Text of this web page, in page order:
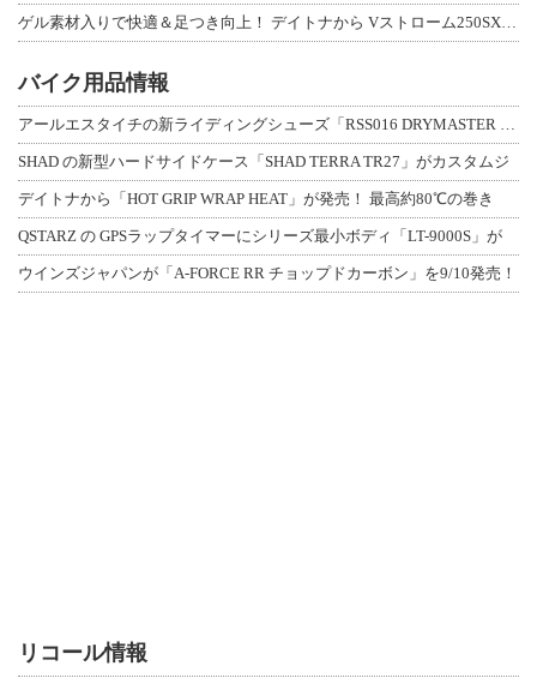
ゲル素材入りで快適＆足つき向上！ デイトナから Vストローム250SX用「快適ロ
バイク用品情報
アールエスタイチの新ライディングシューズ「RSS016 DRYMASTER スト
SHAD の新型ハードサイドケース「SHAD TERRA TR27」がカスタムジ
デイトナから「HOT GRIP WRAP HEAT」が発売！ 最高約80℃の巻き
QSTARZ の GPSラップタイマーにシリーズ最小ボディ「LT-9000S」が
ウインズジャパンが「A-FORCE RR チョップドカーボン」を9/10発売！
リコール情報